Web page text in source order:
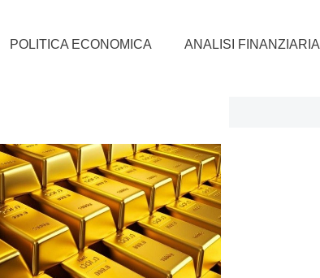
POLITICA ECONOMICA ANALISI FINANZIARIA